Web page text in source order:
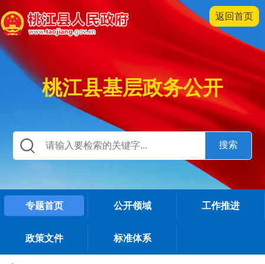
返回首页
桃江县基层政务公开
专题首页 公开领域 工作推进
政策文件 标准体系